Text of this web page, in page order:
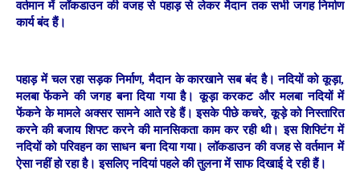
वर्तमान में लॉकडाउन की वजह से पहाड़ से लेकर मैदान तक सभी जगह निर्माण
कार्य बंद हैं।
पहाड़ में चल रहा सड़क निर्माण, मैदान के कारखाने सब बंद है। नदियों को कूड़ा,
मलबा फेंकने की जगह बना दिया गया है। कूड़ा करकट और मलबा नदियों में
फेंकने के मामले अक्सर सामने आते रहे हैं। इसके पीछे कचरे, कूड़े को निस्तारित
करने की बजाय शिफ्ट करने की मानसिकता काम कर रही थी। इस शिफ्टिंग में
नदियों को परिवहन का साधन बना दिया गया। लॉकडाउन की वजह से वर्तमान में
ऐसा नहीं हो रहा है। इसलिए नदियां पहले की तुलना में साफ दिखाई दे रही हैं।